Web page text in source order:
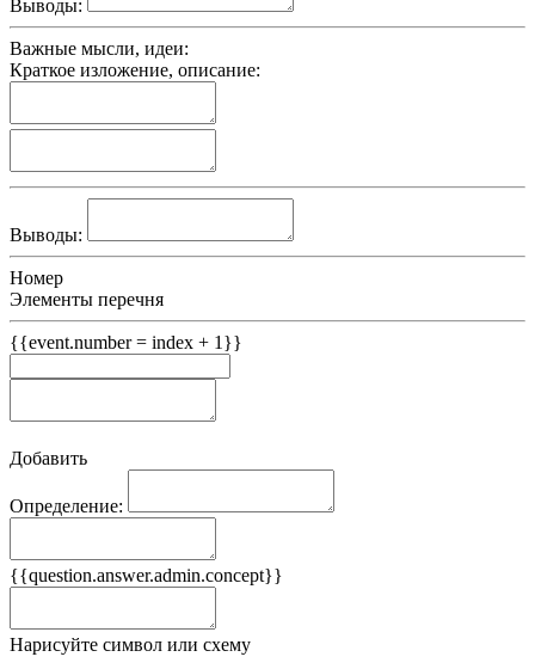
Выводы:
Важные мысли, идеи:
Краткое изложение, описание:
Выводы:
Номер
Элементы перечня
{{event.number = index + 1}}
Добавить
Определение:
{{question.answer.admin.concept}}
Нарисуйте символ или схему